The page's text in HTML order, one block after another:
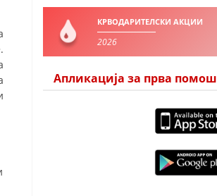
КРВОДАРИТЕЛСКИ АКЦИИ
2026
Апликација за прва помош